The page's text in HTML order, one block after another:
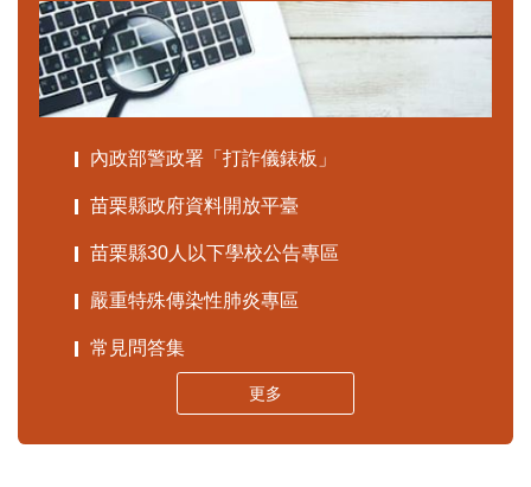
內政部警政署「打詐儀錶板」
苗栗縣政府資料開放平臺
苗栗縣30人以下學校公告專區
嚴重特殊傳染性肺炎專區
常見問答集
更多